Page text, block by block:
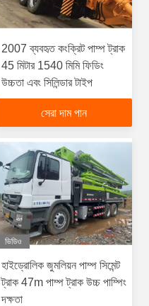
2007 ব্যবহৃত কংক্রিট পাম্প ট্রাক
45 মিটার 1540 মিমি ফিডিং
উচ্চতা এবং সিলিন্ডার টাইপ
সেরা দাম পান
ভিডিও
হাইড্রোলিক জুমলিয়ন পাম্প সিমেন্ট
ট্রাক 47m পাম্প ট্রাক উচ্চ পাম্পিং
দক্ষতা